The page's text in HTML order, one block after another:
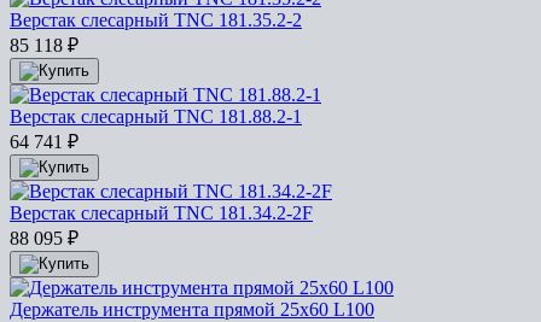
Верстак слесарный TNC 181.35.2-2
85 118 ₽
Верстак слесарный TNC 181.88.2-1
64 741 ₽
Верстак слесарный TNC 181.34.2-2F
88 095 ₽
Держатель инструмента прямой 25х60 L100